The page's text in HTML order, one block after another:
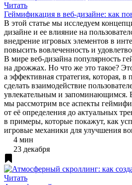
Читать
Геймификация в веб-дизайне: как
В этой статье мы исследуем
дизайне и ее влияние на
внедрение игровых элементов в
повысить вовлеченность и
В мире веб-дизайна популярность
на дрожжах. Но что же это такое?
а эффективная стратегия, которая, в
сделать взаимодействие
увлекательным и запоминающимся.
мы рассмотрим все аспекты
от её определения до актуальных
в примеры, которые покажут, как
игровые механики для улучшения
4 мин
23 декабря
Читать